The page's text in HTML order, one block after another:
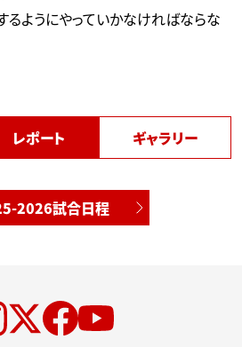
るようにやっていかなければならな
レポート ギャラリー
2026試合日程